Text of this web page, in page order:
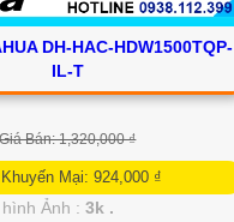
DH-HAC-HDW1500TQP-
IL-T
Giá Bán: 1,320,000 ₫
Mại: 924,000 ₫
Ảnh : 3k .